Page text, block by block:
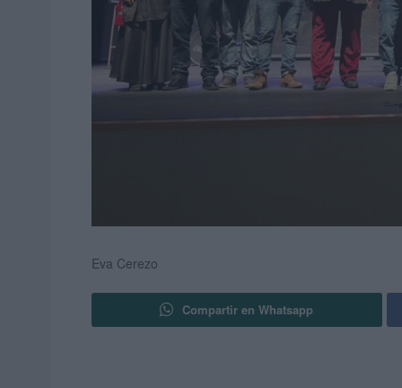
Eva Cerezo
Compartir en Whatsapp